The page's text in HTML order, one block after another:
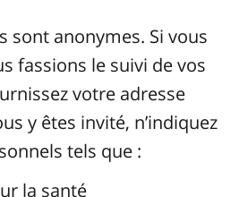
sont anonymes. Si vous
fassions le suivi de vos
votre adresse
y êtes invité, n’indiquez
tels que :
la santé